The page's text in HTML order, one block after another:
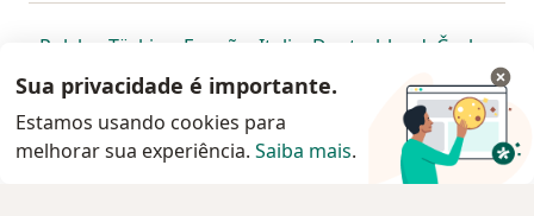
Polska abre num novo separador
Türkiye abre num novo separador
España abre num novo separador
Italia abre num novo
Deutschlandabre num
Česko
Portugal abre num novo separador
, México abre num novo separador
, abre num novo separador
Brasil abre num novoabre num
abre
Colombia abre num novo
www.doctoralia.com.br © 2026 - Agende agora sua
Sua privacidade é importante.
Estamos usando cookies para
melhorar sua experiência. Saiba mais.